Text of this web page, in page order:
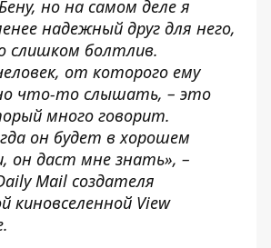
но на самом деле я
надежный друг для него,
слишком болтлив.
от которого ему
что-то слышать, – это
много говорит.
он будет в хорошем
он даст мне знать», –
Mail создателя
киновселенной View
.